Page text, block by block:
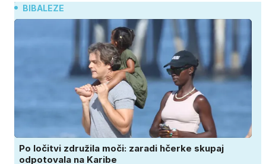
BIBALEZE
Po ločitvi združila moči: zaradi hčerke skupaj
odpotovala na Karibe